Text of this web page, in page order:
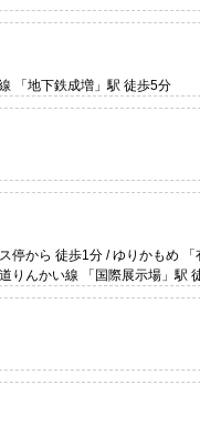
「地下鉄成増」駅 徒歩5分
停から 徒歩1分 / ゆりかもめ
りんかい線 「国際展示場」駅